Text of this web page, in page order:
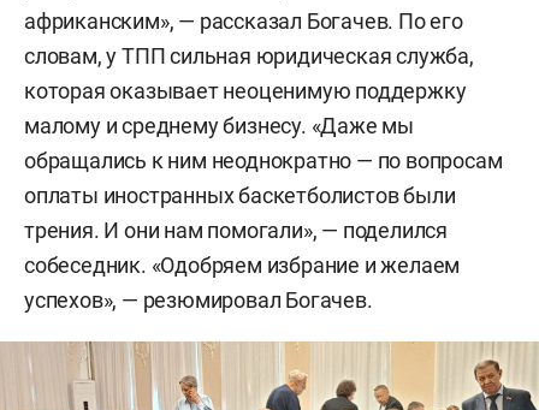
Председатель правления ООО КБЭР «Банк
Олег Бачурин
Генеральный директор союза «ТПП города
Набережные Челны»Фарид Башаров
Директор ООО «Барс-Рекордс»Камил Гараев
Генеральный директор ООО «Такпо»
Директор филиала «Банковский центр
Татарстан» ПАО «Банк ЗЕНИТ»
Рамиль Мусин
африканским», — рассказал Богачев. По его
словам, у ТПП сильная юридическая служба,
которая оказывает неоценимую поддержку
малому и среднему бизнесу. «Даже мы
обращались к ним неоднократно — по вопросам
оплаты иностранных баскетболистов были
трения. И они нам помогали», — поделился
собеседник. «Одобряем избрание и желаем
успехов», — резюмировал Богачев.